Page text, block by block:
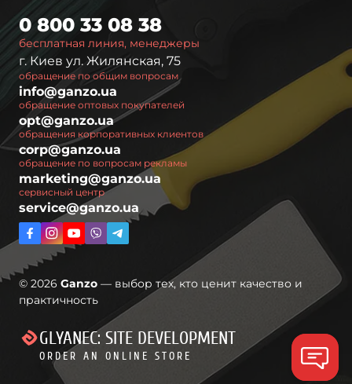
бесплатная линия, менеджеры
0 800 33 08 38
г. Киев ул. Жилянская, 75
обращение по общим вопросам
info@ganzo.ua
обращение оптовых покупателей
opt@ganzo.ua
обращения корпоративных клиентов
corp@ganzo.ua
обращение по вопросам рекламы
marketing@ganzo.ua
сервисный центр
service@ganzo.ua
© 2026 Ganzo — выбор тех, кто ценит качество и
практичность
GLYANEC: SITE DEVELOPMENT
ORDER AN ONLINE STORE